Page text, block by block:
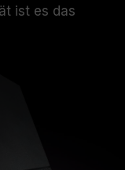
ist es das